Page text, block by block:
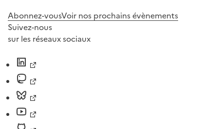
Abonnez-vousVoir nos prochains évènements
Suivez-nous
sur les réseaux sociaux